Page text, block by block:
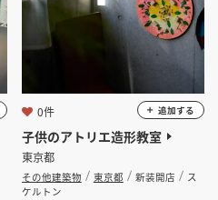
子供のアトリエ造形教室
東京都
その他建築物 東京都 新装開店
ス
ケルトン
0件 追加する